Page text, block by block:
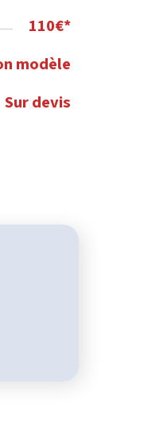
110€*
modèle
Sur devis